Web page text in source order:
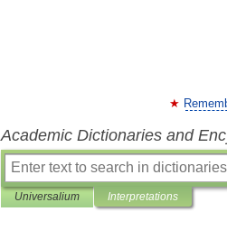
Academic Dictionaries and
Universalium Interpretations